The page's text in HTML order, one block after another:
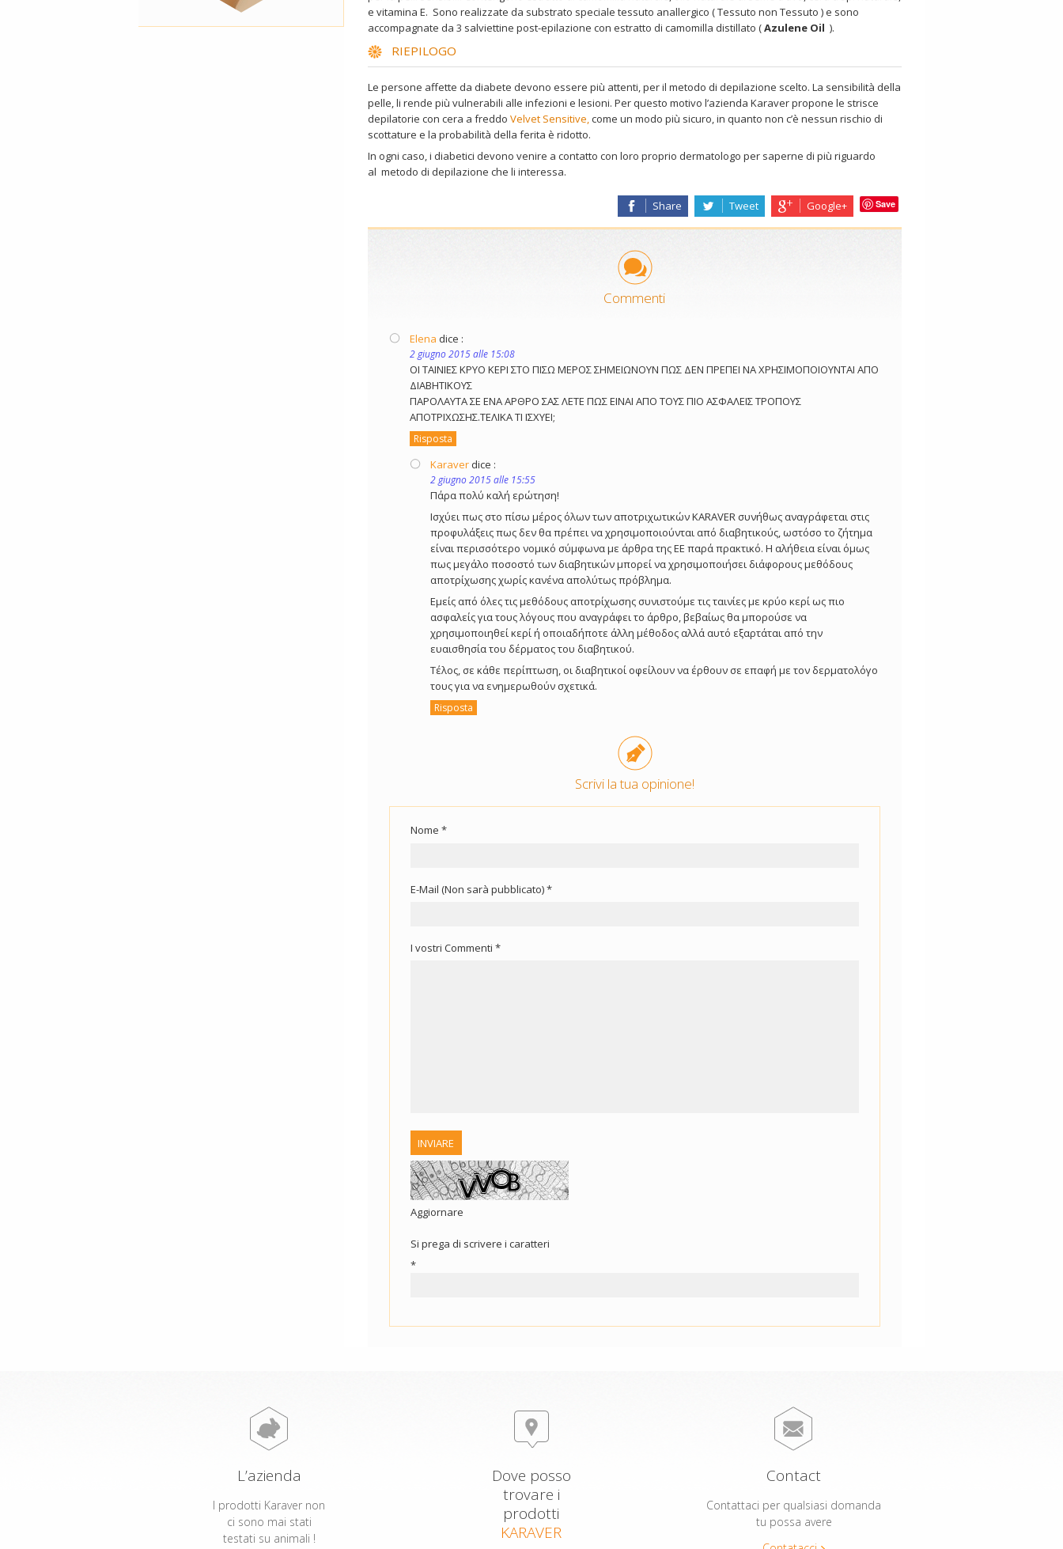
e vitamina E. Sono realizzate da substrato speciale tessuto anallergico ( Tessuto non Tessuto ) e sono
accompagnate da 3 salviettine post-epilazione con estratto di camomilla distillato (Azulene Oil ).
RIEPILOGO
Le persone affette da diabete devono essere più attenti, per il metodo di depilazione scelto. La sensibilità della
pelle, li rende più vulnerabili alle infezioni e lesioni. Per questo motivo l’azienda Karaver propone le strisce
depilatorie con cera a freddo Velvet Sensitive,come un modo più sicuro, in quanto non c’è nessun rischio di
scottature e la probabilità della ferita è ridotto.
In ogni caso, i diabetici devono venire a contatto con loro proprio dermatologo per saperne di più riguardo
al metodo di depilazione che li interessa.
Share Tweet Google+ Save
Commenti
Elena dice :
2 giugno 2015 alle 15:08
ΟΙ ΤΑΙΝΙΕΣ ΚΡΥΟ ΚΕΡΙ ΣΤΟ ΠΙΣΩ ΜΕΡΟΣ ΣΗΜΕΙΩΝΟΥΝ ΠΩΣ ΔΕΝ ΠΡΕΠΕΙ ΝΑ ΧΡΗΣΙΜΟΠΟΙΟΥΝΤΑΙ ΑΠΟ
ΔΙΑΒΗΤΙΚΟΥΣ
ΠΑΡΟΛΑΥΤΑ ΣΕ ΕΝΑ ΑΡΘΡΟ ΣΑΣ ΛΕΤΕ ΠΩΣ ΕΙΝΑΙ ΑΠΟ ΤΟΥΣ ΠΙΟ ΑΣΦΑΛΕΙΣ ΤΡΟΠΟΥΣ
ΑΠΟΤΡΙΧΩΣΗΣ.ΤΕΛΙΚΑ ΤΙ ΙΣΧΥΕΙ;
Risposta
Karaverdice :
2 giugno 2015 alle 15:55
Πάρα πολύ καλή ερώτηση!
Ισχύει πως στο πίσω μέρος όλων των αποτριχωτικών KARAVER συνήθως αναγράφεται στις
προφυλάξεις πως δεν θα πρέπει να χρησιμοποιούνται από διαβητικούς, ωστόσο το ζήτημα
είναι περισσότερο νομικό σύμφωνα με άρθρα της EE παρά πρακτικό. Η αλήθεια είναι όμως
πως μεγάλο ποσοστό των διαβητικών μπορεί να χρησιμοποιήσει διάφορους μεθόδους
αποτρίχωσης χωρίς κανένα απολύτως πρόβλημα.
Εμείς από όλες τις μεθόδους αποτρίχωσης συνιστούμε τις ταινίες με κρύο κερί ως πιο
ασφαλείς για τους λόγους που αναγράφει το άρθρο, βεβαίως θα μπορούσε να
χρησιμοποιηθεί κερί ή οποιαδήποτε άλλη μέθοδος αλλά αυτό εξαρτάται από την
ευαισθησία του δέρματος του διαβητικού.
Τέλος, σε κάθε περίπτωση, οι διαβητικοί οφείλουν να έρθουν σε επαφή με τον δερματολόγο
τους για να ενημερωθούν σχετικά.
Risposta
Scrivi la tua opinione!
Nome *
E-Mail (Non sarà pubblicato) *
I vostri Commenti *
Aggiornare
Si prega di scrivere i caratteri
*
L’azienda
I prodotti Karaver non
ci sono mai stati
testati su animali !
Dove posso
trovare i
prodotti
KARAVER
Contact
Contattaci per qualsiasi domanda
tu possa avere